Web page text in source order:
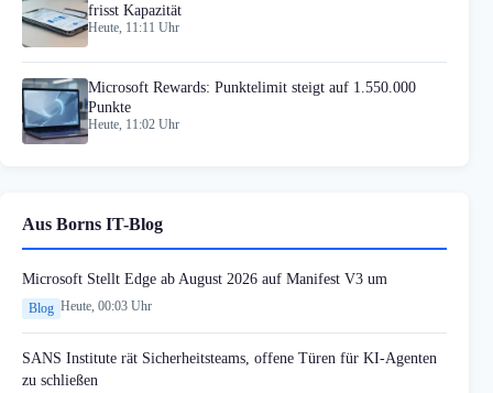
frisst Kapazität
Heute, 11:11 Uhr
Microsoft Rewards: Punktelimit steigt auf 1.550.000
Punkte
Heute, 11:02 Uhr
Aus Borns IT-Blog
Microsoft Stellt Edge ab August 2026 auf Manifest V3 um
Blog Heute, 00:03 Uhr
SANS Institute rät Sicherheitsteams, offene Türen für KI-Agenten
zu schließen